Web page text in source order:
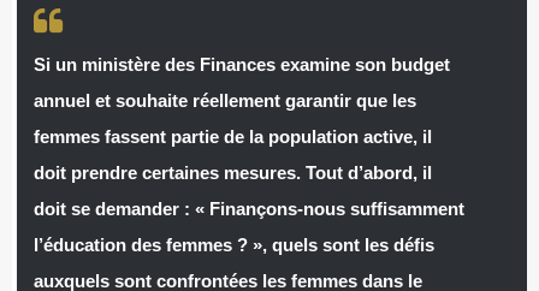
Si un ministère des Finances examine son budget
annuel et souhaite réellement garantir que les
femmes fassent partie de la population active, il
doit prendre certaines mesures. Tout d’abord, il
doit se demander : « Finançons-nous suffisamment
l’éducation des femmes ? », quels sont les défis
auxquels sont confrontées les femmes dans le